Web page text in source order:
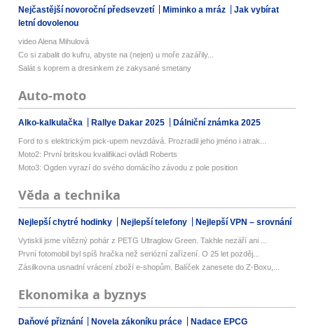
Nejčastější novoroční předsevzetí Miminko a mráz
Jak vybírat
letní dovolenou
video Alena Mihulová
Co si zabalit do kufru, abyste na (nejen) u moře zazářily...
Salát s koprem a dresinkem ze zakysané smetany
Auto-moto
Alko-kalkulačka Rallye Dakar 2025 Dálniční známka 2025
Ford to s elektrickým pick-upem nevzdává. Prozradil jeho jméno i atrak...
Moto2: První britskou kvalifikaci ovládl Roberts
Moto3: Ogden vyrazí do svého domácího závodu z pole position
Věda a technika
Nejlepší chytré hodinky Nejlepší telefony Nejlepší VPN – srovnání
Vytiskli jsme vítězný pohár z PETG Ultraglow Green. Takhle nezáří ani ...
První fotomobil byl spíš hračka než seriózní zařízení. O 25 let pozděj...
Zásilkovna usnadní vrácení zboží e-shopům. Balíček zanesete do Z-Boxu,...
Ekonomika a byznys
Daňové přiznání Novela zákoníku práce Nadace EPCG